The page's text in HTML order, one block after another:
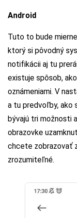
Android
Tuto to bude
ktorý si pôvodný
notifikácii aj tu
existuje spôsob,
oznámeniami. V
a tu predvoľby, ako
bývajú tri možnosti
obrazovke
chcete zobrazovať
zrozumiteľné.